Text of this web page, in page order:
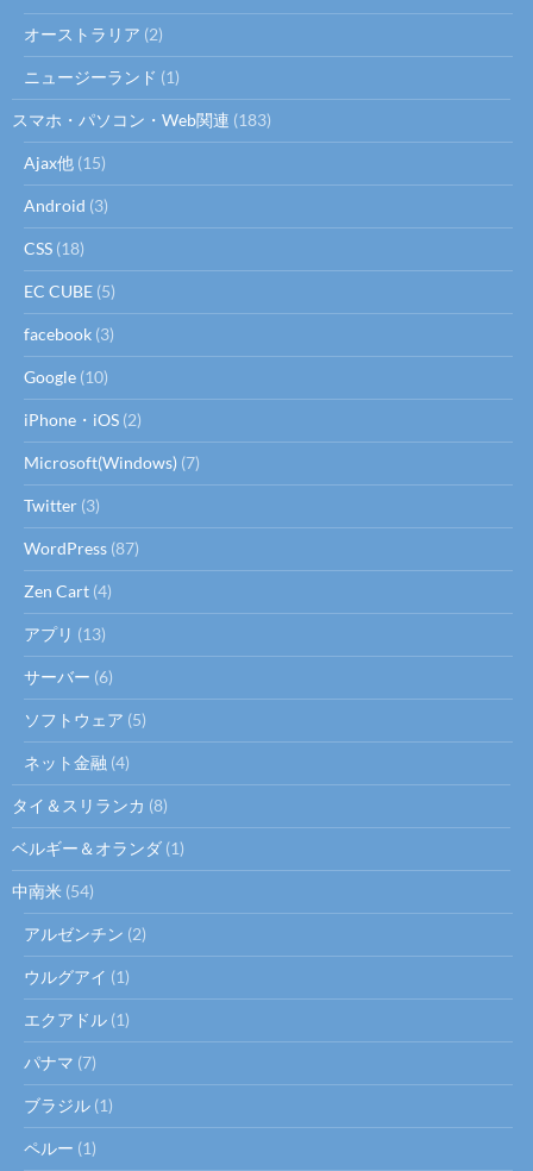
オーストラリア (2)
ニュージーランド (1)
スマホ・パソコン・Web関連 (183)
Ajax他 (15)
Android (3)
CSS (18)
EC CUBE (5)
facebook (3)
Google (10)
iPhone・iOS (2)
Microsoft(Windows) (7)
Twitter (3)
WordPress (87)
Zen Cart (4)
アプリ (13)
サーバー (6)
ソフトウェア (5)
ネット金融 (4)
タイ＆スリランカ (8)
ベルギー＆オランダ (1)
中南米 (54)
アルゼンチン (2)
ウルグアイ (1)
エクアドル (1)
パナマ (7)
ブラジル (1)
ペルー (1)